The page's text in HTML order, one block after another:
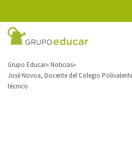
Grupo Educar Noticias
José Novoa, Docente del Colegio
técnico